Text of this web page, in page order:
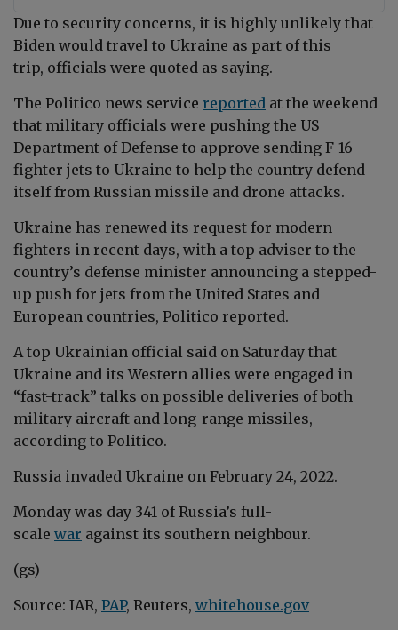
Due to security concerns, it is highly unlikely that
Biden would travel to Ukraine as part of this
trip, officials were quoted as saying.
The Politico news service reported at the weekend
that military officials were pushing the US
Department of Defense to approve sending F-16
fighter jets to Ukraine to help the country defend
itself from Russian missile and drone attacks.
Ukraine has renewed its request for modern
fighters in recent days, with a top adviser to the
country’s defense minister announcing a stepped-
up push for jets from the United States and
European countries, Politico reported.
A top Ukrainian official said on Saturday that
Ukraine and its Western allies were engaged in
“fast-track” talks on possible deliveries ofboth
military aircraft and long-range missiles,
according to Politico.
Russia invaded Ukraine on February 24, 2022.
Monday was day 341 of Russia’s full-
scale war against its southern neighbour.
(gs)
Source: IAR, PAP, Reuters, whitehouse.gov